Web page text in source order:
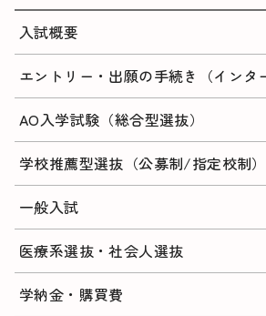
入試概要
エントリー・出願の手続き（インタ
AO入学試験（総合型選抜）
学校推薦型選抜（公募制/指定校制）
一般入試
医療系選抜・社会人選抜
学納金・購買費